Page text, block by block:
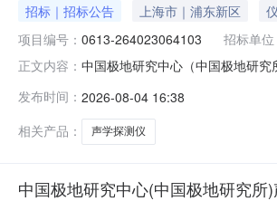
招标｜招标公告 上海市｜浦东新区
项目编号： 0613-264023064103 招标单位
正文内容： 中国极地研究中心（中国极地研
算金额：98.000000万元（人民币
发布时间： 2026-08-04 16:38
相关产品：
声学探测仪
中国极地研究中心(中国极地研究